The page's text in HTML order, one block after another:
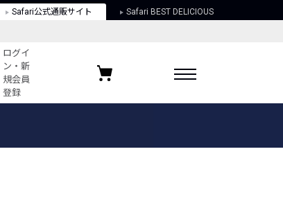
Safari公式通販サイト Safari BEST DELICIOUS
ログイ
ン・新
規会員
登録
お気に入りブランド